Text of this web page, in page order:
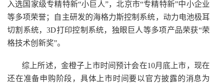
入选国家级专精特新“小巨人”，北京市“专精特新”中小企业
等多项荣誉；自主研发的海格力斯控制系统，动力电池极耳
切割系统，3D打印控制系统，独眼巨人等多项产品荣获“荣
格技术创新奖”。
综上所述，金橙子上市时间预计会在10月底上市，现在
还在准备申购阶段，具体上市时间要以官方披露的消息为